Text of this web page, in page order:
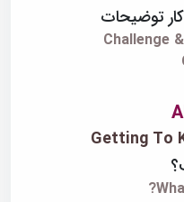
توضیحات
Getting To